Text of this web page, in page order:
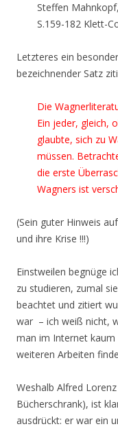
Steffen
S.159-182 Klett-
Letzteres ein
bezeichnender Satz
Die
Ein jeder, gleich,
glaubte, sich zu
müssen.
die erste
Wagners ist
(Sein guter Hinweis
und ihre Krise !!!)
Einstweilen begnüge
zu studieren, zumal
beachtet und zitiert
war – ich weiß nicht,
man im Internet
weiteren Arbeiten
Weshalb Alfred
Bücherschrank), ist
ausdrückt: er war ein